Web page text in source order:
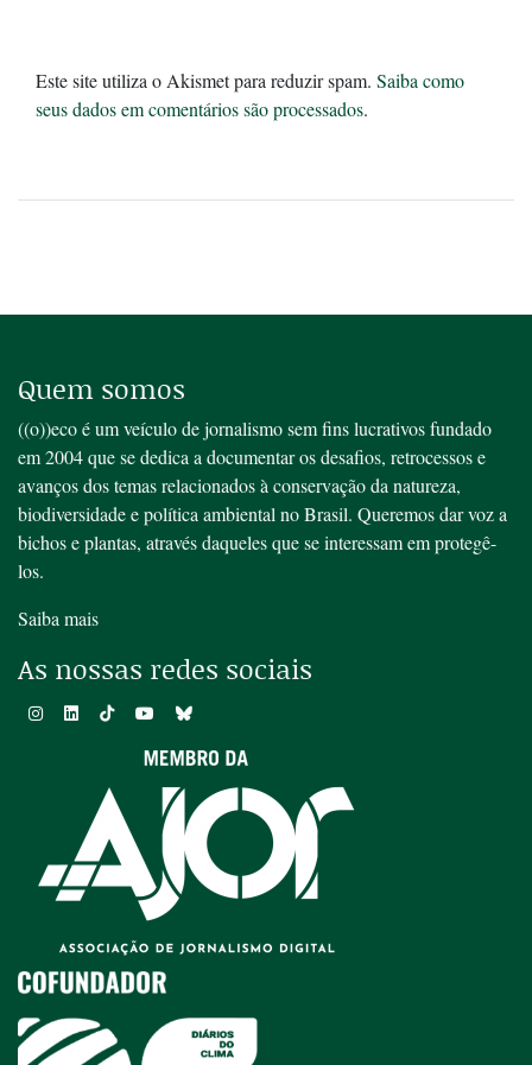
Este site utiliza o Akismet para reduzir spam. Saiba como
seus dados em comentários são processados.
Quem somos
((o))eco é um veículo de jornalismo sem fins lucrativos fundado
em 2004 que se dedica a documentar os desafios, retrocessos e
avanços dos temas relacionados à conservação da natureza,
biodiversidade e política ambiental no Brasil. Queremos dar voz a
bichos e plantas, através daqueles que se interessam em protegê-
los.
Saiba mais
As nossas redes sociais